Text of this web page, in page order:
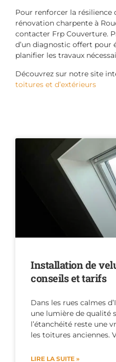
Pour renforcer la résilience
rénovation charpente à
contacter Frp Couverture.
d’un diagnostic offert pour
planifier les travaux
Découvrez sur notre site
toitures et d’extérieurs
Installation de
conseils et tarifs
Dans les rues calmes
une lumière de qualité
l’étanchéité reste une
les toitures anciennes.
LIRE LA SUITE »